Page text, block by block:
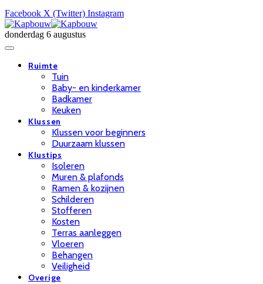
Facebook X (Twitter) Instagram
donderdag 6 augustus
Ruimte
Tuin
Baby- en kinderkamer
Badkamer
Keuken
Klussen
Klussen voor beginners
Duurzaam klussen
Klustips
Isoleren
Muren & plafonds
Ramen & kozijnen
Schilderen
Stofferen
Kosten
Terras aanleggen
Vloeren
Behangen
Veiligheid
Overige